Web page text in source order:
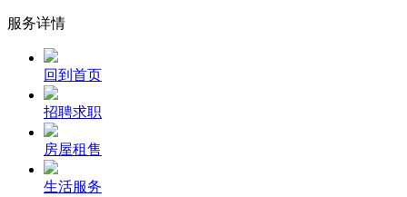
服务详情
回到首页
招聘求职
房屋租售
生活服务